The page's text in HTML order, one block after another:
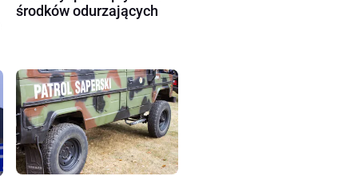
środków odurzających